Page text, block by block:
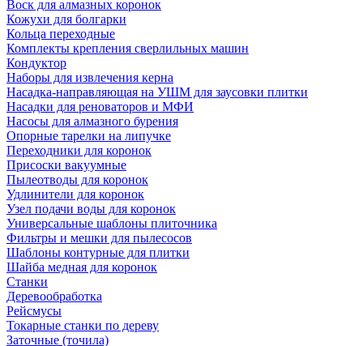
Воск для алмазных коронок
Кожухи для болгарки
Кольца переходные
Комплекты крепления сверлильных машин
Кондуктор
Наборы для извлечения керна
Насадка-направляющая на УШМ для заусовки плитки
Насадки для реноваторов и МФИ
Насосы для алмазного бурения
Опорные тарелки на липучке
Переходники для коронок
Присоски вакуумные
Пылеотводы для коронок
Удлинители для коронок
Узел подачи воды для коронок
Универсальные шаблоны плиточника
Фильтры и мешки для пылесосов
Шаблоны контурные для плитки
Шайба медная для коронок
Станки
Деревообработка
Рейсмусы
Токарные станки по дереву
Заточные (точила)